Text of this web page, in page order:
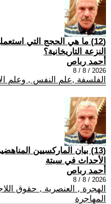
(12) ما هي الحجج التي
النزعة التاريخانية؟
أحمد رباص
2026 / 8 / 8
الفلسفة ,علم النفس , وعلم
(13) بيان الماركسيين
الأحداث في سبتة
أحمد رباص
2026 / 8 / 8
الهجرة , العنصرية , حقوق
المهاجرة